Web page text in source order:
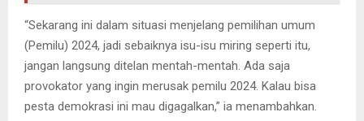
“Sekarang ini dalam situasi menjelang pemilihan umum
(Pemilu) 2024, jadi sebaiknya isu-isu miring seperti itu,
jangan langsung ditelan mentah-mentah. Ada saja
provokator yang ingin merusak pemilu 2024. Kalau bisa
pesta demokrasi ini mau digagalkan,” ia menambahkan.